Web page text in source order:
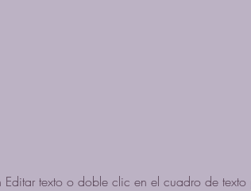
texto o doble clic en el cuadro de